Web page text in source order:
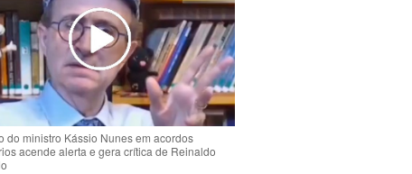
do ministro Kássio Nunes em acordos
acende alerta e gera crítica de Reinaldo